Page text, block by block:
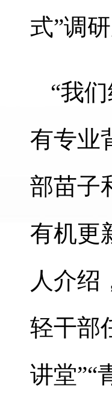
式”调
“我
有专业
部苗子
有机更
人介绍
轻干部
讲堂”“